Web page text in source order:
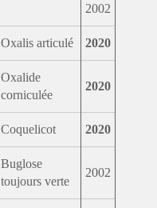
2002
Oxalis articulé 2020
Oxalide
corniculée
2020
Coquelicot 2020
Buglose
toujours verte
2002